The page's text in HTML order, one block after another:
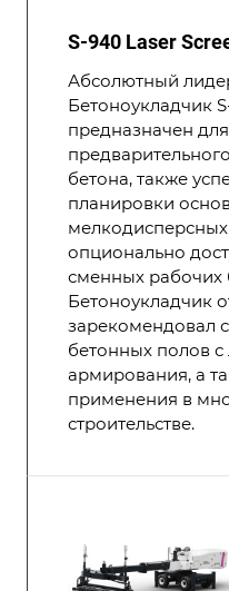
S-940 Laser
Абсолютный
Бетоноукладчик
предназначен
бетона, также
планировки
опционально
сменных рабочих
Бетоноукладчик
зарекомендовал
бетонных полов
армирования, а
применения в
строительстве.